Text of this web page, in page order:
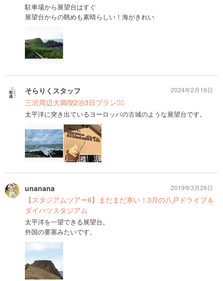
駐車場から展望台はすぐ
展望台からの眺めも素晴らしい！海がきれい
そらりくスタッフ
三沢周辺大満喫2泊3日プラン🙆‍♀️
太平洋に突き出ているヨーロッパの古城のような展望台です。
2024年2月19日
unanana
【スタジアムツアー6】まだまだ寒い！3月の八戸ドライブ＆
ダイハツスタジアム
太平洋を一望できる展望台。
外国の要塞みたいです。
2019年3月26日